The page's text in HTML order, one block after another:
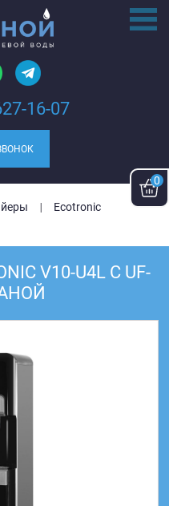
0
16-07
Ecotronic
V10-U4L C UF-